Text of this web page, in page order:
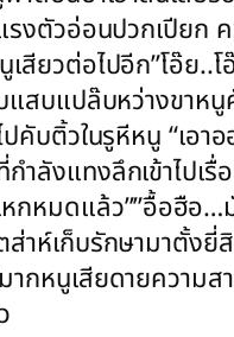
รงตัวอ่อนปวกเปียก
เสียวต่อไปอีก”โอ๊ย..
แสบแปล๊บหว่างขาห
ปคับติ้วในรูหีหนู “เอ
ำลังแทงลึกเข้าไปเ
กหมดแล้ว””อื้อฮือ…
าห์เก็บรักษามาตั้ง
กหนูเสียดายความส